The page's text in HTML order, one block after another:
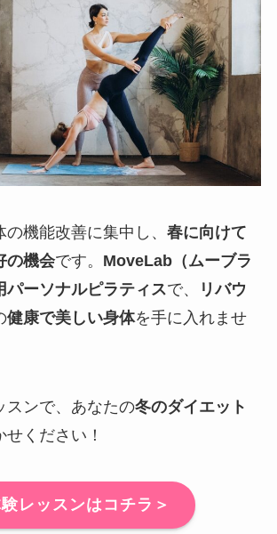
機能改善に集中し、 春に向けて
の機会です。 MoveLab（ムーブラ
パーソナルピラティスで、
リバウ
健康で美しい身体を手に入れませ
スンで、あなたの冬のダイエット
ください！
レッスンはコチラ＞